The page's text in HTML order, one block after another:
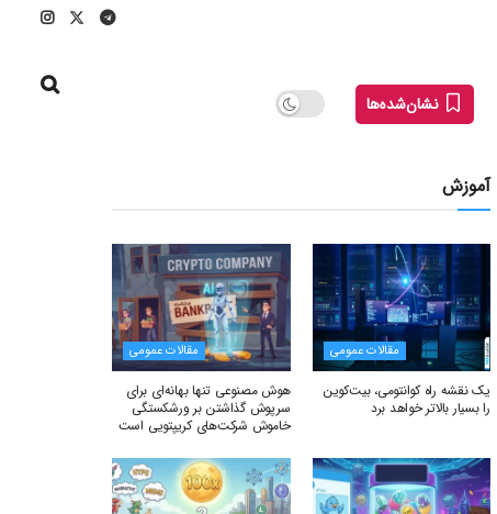
نشان‌شده‌ها
آموزش
مقالات عمومی
یک نقشه راه کوانتومی، بیت‌کوین
را بسیار بالاتر خواهد برد
مقالات عمومی
هوش مصنوعی تنها بهانه‌ای برای
سرپوش گذاشتن بر ورشکستگی
خاموش شرکت‌های کریپتویی است